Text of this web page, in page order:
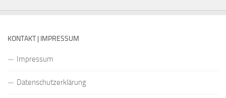
KONTAKT | IMPRESSUM
Impressum
Datenschutzerklärung